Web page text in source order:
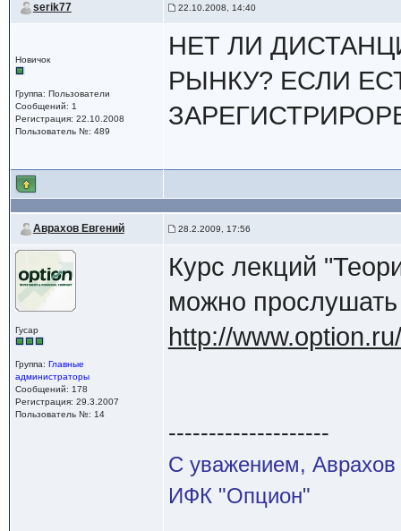
serik77 22.10.2008, 14:40
Новичок
Группа: Пользователи
Сообщений: 1
Регистрация: 22.10.2008
Пользователь №: 489
НЕТ ЛИ
РЫНКУ? ЕСЛИ
Аврахов Евгений 28.2.2009, 17:56
Гусар
Группа: Главные
администраторы
Сообщений: 178
Регистрация: 29.3.2007
Пользователь №: 14
Курс лекций
можно
http://
--------------------
С уважением, Аврахов
ИФК "Опцион"